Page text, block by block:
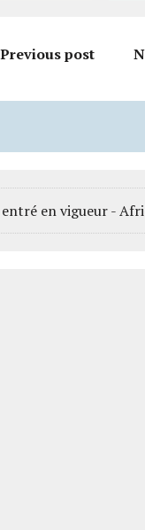
Previous post
en vigueur -